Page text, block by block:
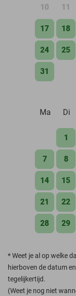
10 11
17 18
24 25
31
Ma
Di
1
7 8
14 15
21 22
28 29
*Weet je al op welke
hierboven de datum
tegelijkertijd.
(Weet je nog niet